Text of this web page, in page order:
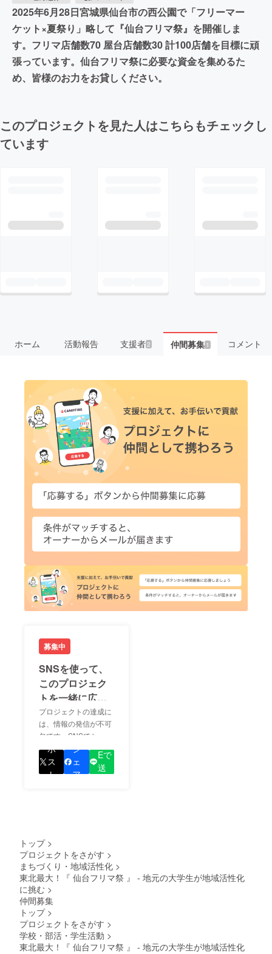
2025年6月28日宮城県仙台市の西公園で「フリーマー
ケット×夏祭り」略して『仙台フリマ祭』を開催しま
す。フリマ店舗数70 屋台店舗数30 計100店舗を目標に頑
張っています。仙台フリマ祭に必要な資金を集めるた
め、皆様のお力をお貸しください。
このプロジェクトを見た人はこちらもチェックし
ています
ホーム 活動報告 支援者2 仲間募集 1 コメント
募集中
SNSを使って、
このプロジェク
トを一緒に広め
ましょう！
プロジェクトの達成に
は、情報の発信が不可
欠です。SNSでシェア
をして、あなたが応援
しているプロジェクト
の良さを知ってもらい
ポ
ス
ト
シ
ェ
ア
Eで
送
トップ >
プロジェクトをさがす >
まちづくり・地域活性化 >
東北最大！『 仙台フリマ祭 』 - 地元の大学生が地域活性化
に挑む >
仲間募集
トップ >
プロジェクトをさがす >
学校・部活・学生活動 >
東北最大！『 仙台フリマ祭 』 - 地元の大学生が地域活性化